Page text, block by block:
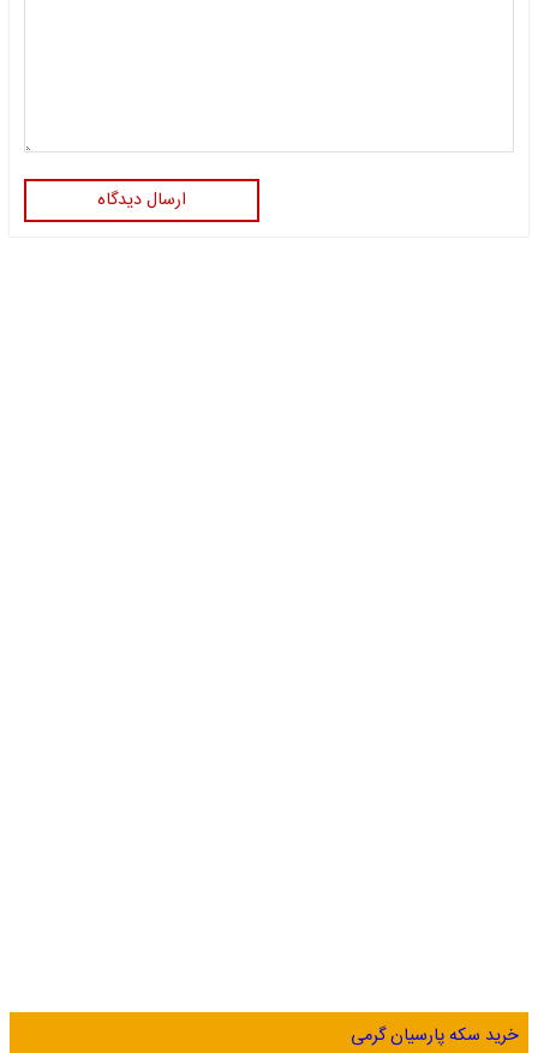
ارسال دیدگاه
خرید سکه پارسیان گرمی